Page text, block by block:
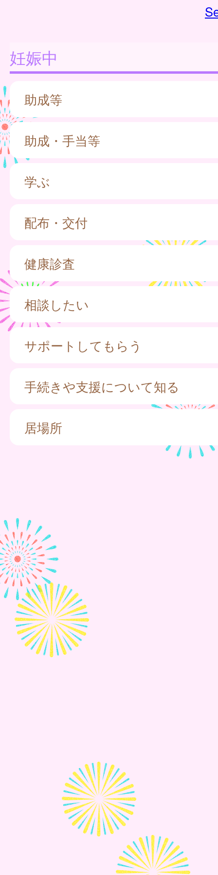
妊娠中
助成等
助成・手当等
学ぶ
配布・交付
健康診査
相談したい
サポートしてもらう
手続きや支援について知る
居場所